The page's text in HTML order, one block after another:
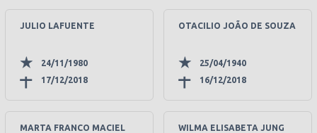
JULIO LAFUENTE
24/11/1980
17/12/2018
OTACILIO JOÃO DE SOUZA
25/04/1940
16/12/2018
MARTA FRANCO MACIEL WILMA ELISABETA JUNG